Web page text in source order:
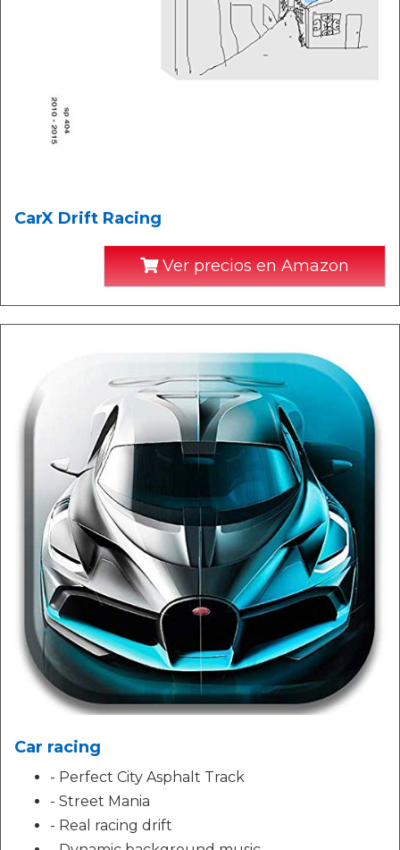
CarX Drift Racing
Ver precios en Amazon
Car racing
- Perfect City Asphalt Track
- Street Mania
- Real racing drift